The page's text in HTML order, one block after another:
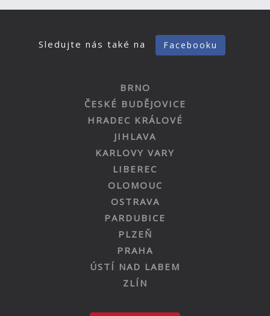
Sledujte nás také na Facebooku
BRNO
ČESKÉ BUDĚJOVICE
HRADEC KRÁLOVÉ
JIHLAVA
KARLOVY VARY
LIBEREC
OLOMOUC
OSTRAVA
PARDUBICE
PLZEŇ
PRAHA
ÚSTÍ NAD LABEM
ZLÍN